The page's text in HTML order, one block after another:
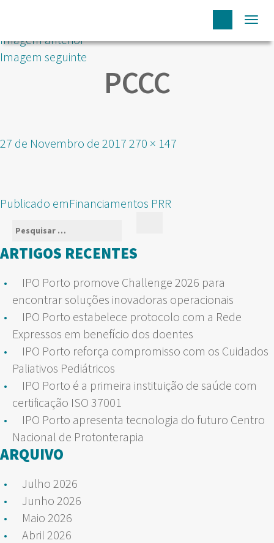
Imagem anterior
Imagem seguinte
PCCC
Publicado
27 de Novembro de 2017 Tamanho
270 × 147
NAVEGAÇÃO
ARTIGOS
Publicado emFinanciamentos PRR
Pesquisar
por:
ARTIGOS RECENTES
IPO Porto promove Challenge 2026 para
encontrar soluções inovadoras operacionais
IPO Porto estabelece protocolo com a Rede
Expressos em benefício dos doentes
IPO Porto reforça compromisso com os Cuidados
Paliativos Pediátricos
IPO Porto é a primeira instituição de saúde com
certificação ISO 37001
IPO Porto apresenta tecnologia do futuro Centro
Nacional de Protonterapia
ARQUIVO
Julho 2026
Junho 2026
Maio 2026
Abril 2026